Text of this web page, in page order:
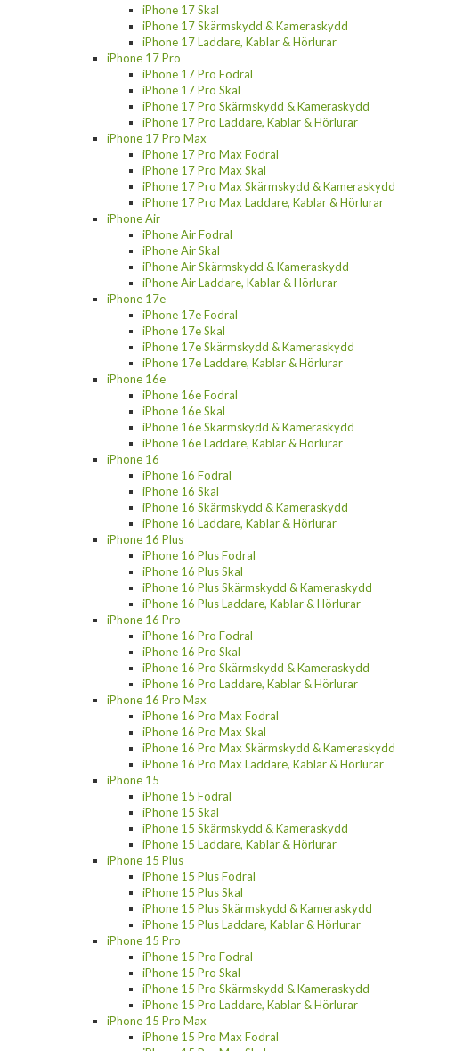
iPhone 17 Skal
iPhone 17 Skärmskydd & Kameraskydd
iPhone 17 Laddare, Kablar & Hörlurar
iPhone 17 Pro
iPhone 17 Pro Fodral
iPhone 17 Pro Skal
iPhone 17 Pro Skärmskydd & Kameraskydd
iPhone 17 Pro Laddare, Kablar & Hörlurar
iPhone 17 Pro Max
iPhone 17 Pro Max Fodral
iPhone 17 Pro Max Skal
iPhone 17 Pro Max Skärmskydd & Kameraskydd
iPhone 17 Pro Max Laddare, Kablar & Hörlurar
iPhone Air
iPhone Air Fodral
iPhone Air Skal
iPhone Air Skärmskydd & Kameraskydd
iPhone Air Laddare, Kablar & Hörlurar
iPhone 17e
iPhone 17e Fodral
iPhone 17e Skal
iPhone 17e Skärmskydd & Kameraskydd
iPhone 17e Laddare, Kablar & Hörlurar
iPhone 16e
iPhone 16e Fodral
iPhone 16e Skal
iPhone 16e Skärmskydd & Kameraskydd
iPhone 16e Laddare, Kablar & Hörlurar
iPhone 16
iPhone 16 Fodral
iPhone 16 Skal
iPhone 16 Skärmskydd & Kameraskydd
iPhone 16 Laddare, Kablar & Hörlurar
iPhone 16 Plus
iPhone 16 Plus Fodral
iPhone 16 Plus Skal
iPhone 16 Plus Skärmskydd & Kameraskydd
iPhone 16 Plus Laddare, Kablar & Hörlurar
iPhone 16 Pro
iPhone 16 Pro Fodral
iPhone 16 Pro Skal
iPhone 16 Pro Skärmskydd & Kameraskydd
iPhone 16 Pro Laddare, Kablar & Hörlurar
iPhone 16 Pro Max
iPhone 16 Pro Max Fodral
iPhone 16 Pro Max Skal
iPhone 16 Pro Max Skärmskydd & Kameraskydd
iPhone 16 Pro Max Laddare, Kablar & Hörlurar
iPhone 15
iPhone 15 Fodral
iPhone 15 Skal
iPhone 15 Skärmskydd & Kameraskydd
iPhone 15 Laddare, Kablar & Hörlurar
iPhone 15 Plus
iPhone 15 Plus Fodral
iPhone 15 Plus Skal
iPhone 15 Plus Skärmskydd & Kameraskydd
iPhone 15 Plus Laddare, Kablar & Hörlurar
iPhone 15 Pro
iPhone 15 Pro Fodral
iPhone 15 Pro Skal
iPhone 15 Pro Skärmskydd & Kameraskydd
iPhone 15 Pro Laddare, Kablar & Hörlurar
iPhone 15 Pro Max
iPhone 15 Pro Max Fodral